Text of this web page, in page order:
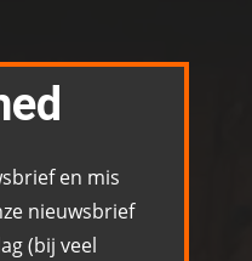
en mis
nieuwsbrief
(bij veel